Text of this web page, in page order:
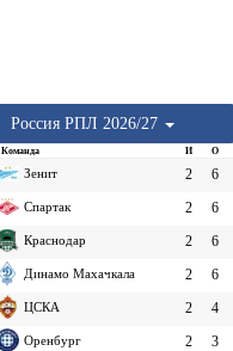
Россия РПЛ 2026/27
Команда И О
Зенит 2
6
Спартак 2
6
Краснодар 2
6
Динамо Махачкала 2
6
ЦСКА 2
4
Оренбург 2
3